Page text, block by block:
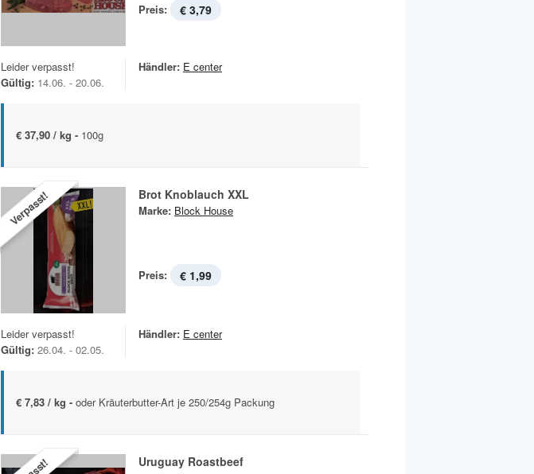
Preis: € 3,79
Leider verpasst!
Gültig: 14.06. - 20.06.
Händler: E center
€ 37,90 / kg - 100g
Verpasst! Brot Knoblauch XXL
Marke: Block House
Preis: € 1,99
Leider verpasst!
Gültig: 26.04. - 02.05.
Händler: E center
€ 7,83 / kg - oder Kräuterbutter-Art je 250/254g Packung
Uruguay Roastbeef